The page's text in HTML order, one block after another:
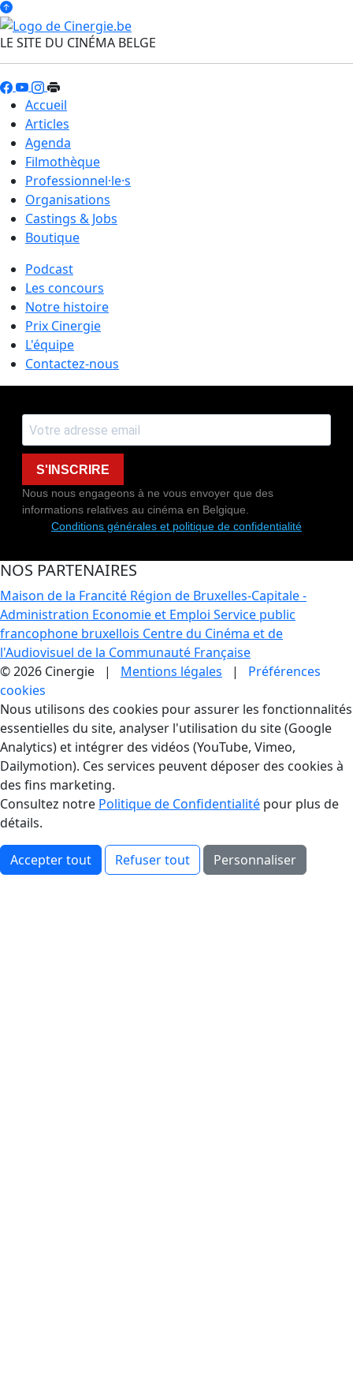
LE SITE DU CINÉMA BELGE
Accueil
Articles
Agenda
Filmothèque
Professionnel·le·s
Organisations
Castings & Jobs
Boutique
Podcast
Les concours
Notre histoire
Prix Cinergie
L'équipe
Contactez-nous
S'INSCRIRE
Nous nous engageons à ne vous envoyer que des
informations relatives au cinéma en Belgique.
Conditions générales et politique de confidentialité
NOS PARTENAIRES
Maison de la Francité Région de Bruxelles-Capitale -
Administration Economie et Emploi Service public
francophone bruxellois Centre du Cinéma et de
l'Audiovisuel de la Communauté Française
© 2026 Cinergie | Mentions légales | Préférences
cookies
Gestion des Cookies
Nous utilisons des cookies pour assurer les fonctionnalités
essentielles du site, analyser l'utilisation du site (Google
Analytics) et intégrer des vidéos (YouTube, Vimeo,
Dailymotion). Ces services peuvent déposer des cookies à
des fins marketing.
Consultez notre Politique de Confidentialité pour plus de
détails.
Accepter tout Refuser tout Personnaliser